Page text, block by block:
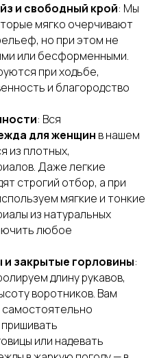
и свободный крой: Мы
мягко очерчивают
но при этом не
или бесформенными.
при ходьбе,
и благородство
: Вся
для женщин в нашем
из плотных,
Даже легкие
строгий отбор, а при
мягкие и тонкие
из натуральных
любое
закрытые горловины:
длину рукавов,
воротников. Вам
или надевать